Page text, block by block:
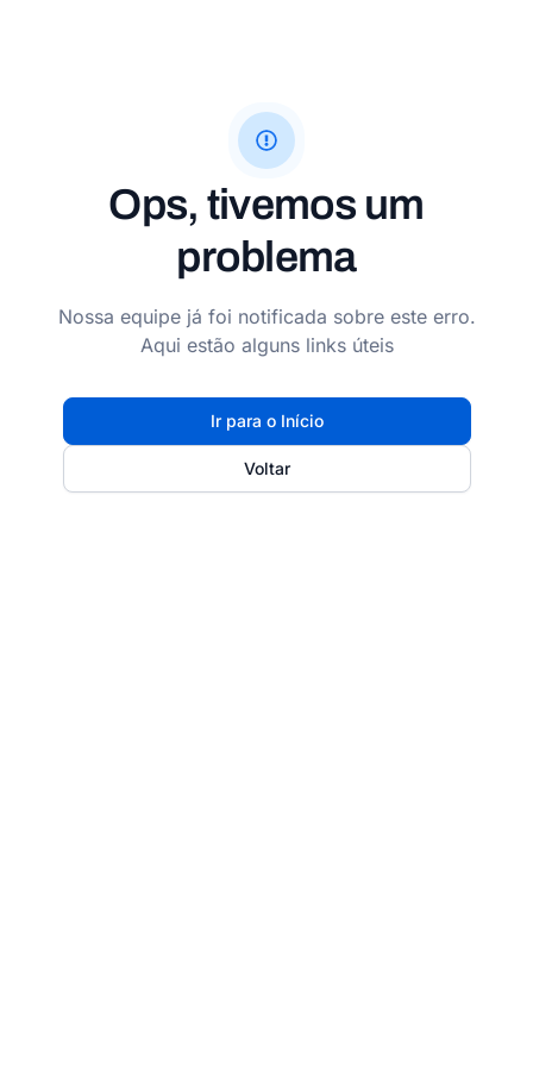
Ops, tivemos um
problema
Nossa equipe já foi notificada sobre este erro.
Aqui estão alguns links úteis
Ir para o Início
Voltar